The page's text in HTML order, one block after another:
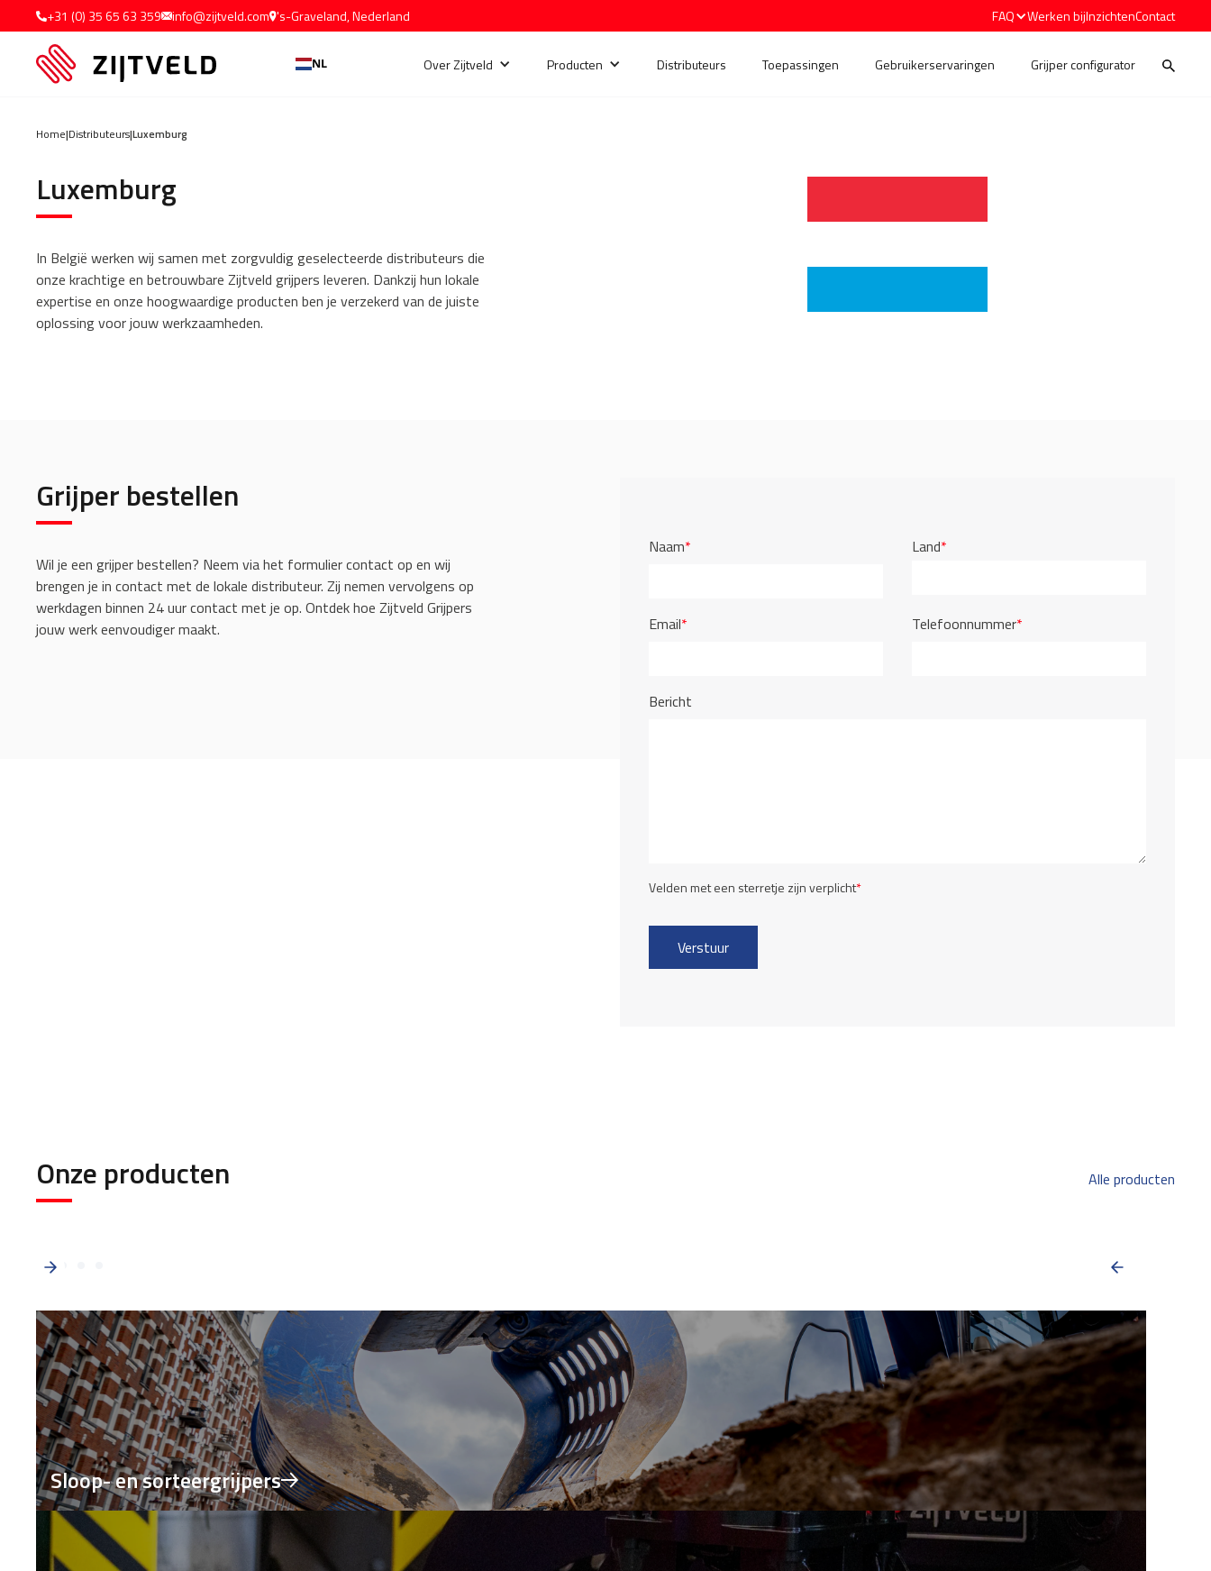
+31 (0) 35 65 63 359 info@zijtveld.com 's-Graveland, Nederland FAQ Werken bijInzichtenContact
NL Over Zijtveld Producten Distributeurs Toepassingen Gebruikerservaringen Grijper configurator
Home|Distributeurs|Luxemburg
Luxemburg
In België werken wij samen met zorgvuldig geselecteerde distributeurs die
onze krachtige en betrouwbare Zijtveld grijpers leveren. Dankzij hun lokale
expertise en onze hoogwaardige producten ben je verzekerd van de juiste
oplossing voor jouw werkzaamheden.
Grijper bestellen
Wil je een grijper bestellen? Neem via het formulier contact op en wij
brengen je in contact met de lokale distributeur. Zij nemen vervolgens op
werkdagen binnen 24 uur contact met je op. Ontdek hoe Zijtveld Grijpers
jouw werk eenvoudiger maakt.
Naam* Land*
Email* Telefoonnummer*
Bericht
Velden met een sterretje zijn verplicht*
Onze producten Alle producten
Sloop- en sorteergrijpers